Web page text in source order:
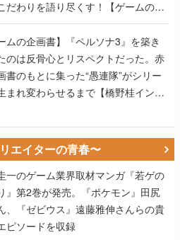
だわりを語り尽くす！【ゲームの企
ムの企画書】『ペルソナ3』を築き
のは反骨心とリスペクトだった。赤
書のもとに集った“愚連隊”がシリー
まれ変わらせるまで【橋野桂インタ
エイターの青春〜
一のゲーム業界取材マンガ『若ゲの
』第2巻が発売。『ポケモン』田尻
、『ゼビウス』遠藤雅伸さんらの貴
ピソードを収録